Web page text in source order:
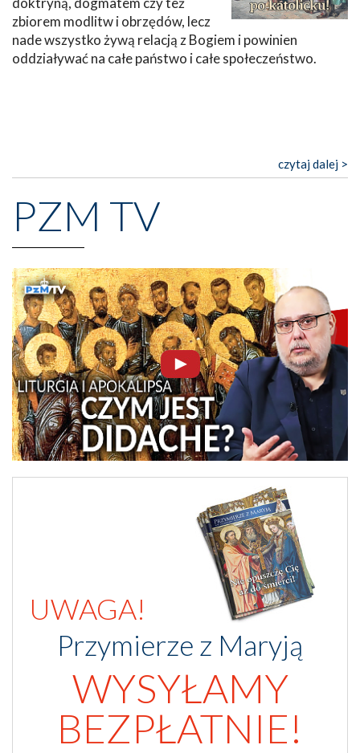
zbiorem modlitw i obrzędów, lecz
nade wszystko żywą relacją z Bogiem i powinien
oddziaływać na całe państwo i całe społeczeństwo.
czytaj dalej >
PZM TV
UWAGA!
Przymierze z Maryją
WYSYŁAMY
BEZPŁATNIE!